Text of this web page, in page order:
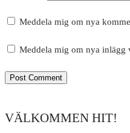
Meddela mig om nya
Meddela mig om nya inlägg
VÄLKOMMEN HIT!